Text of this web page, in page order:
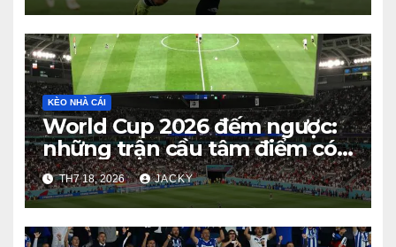
KÈO NHÀ CÁI
World Cup 2026 đếm ngược:
những trận cầu tâm điểm có
thể định hình cục diện vòng
bảng
TH7 18, 2026 JACKY